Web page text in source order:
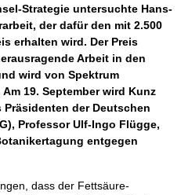
Strategie untersuchte Hans-
der dafür den mit 2.500
erhalten wird. Der Preis
Arbeit in den
wird von Spektrum
19. September wird Kunz
der Deutschen
Professor Ulf-Ingo Flügge,
entgegen
dass der Fettsäure-